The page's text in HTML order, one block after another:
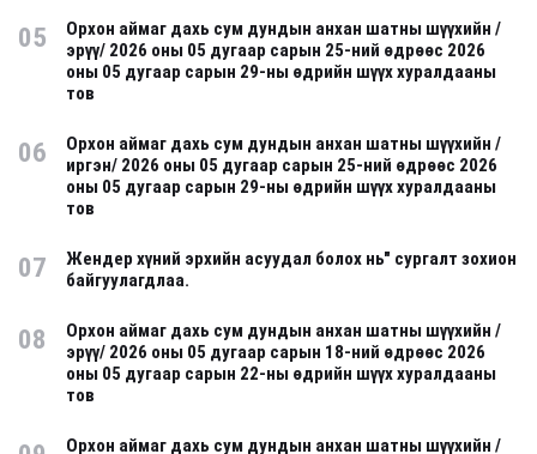
05
Орхон аймаг дахь сум дундын анхан шатны шүүхийн /
эрүү/ 2026 оны 05 дугаар сарын 25-ний өдрөөс 2026
оны 05 дугаар сарын 29-ны өдрийн шүүх хуралдааны
тов
06
Орхон аймаг дахь сум дундын анхан шатны шүүхийн /
иргэн/ 2026 оны 05 дугаар сарын 25-ний өдрөөс 2026
оны 05 дугаар сарын 29-ны өдрийн шүүх хуралдааны
тов
07
Жендер хүний эрхийн асуудал болох нь" сургалт зохион
байгуулагдлаа.
08
Орхон аймаг дахь сум дундын анхан шатны шүүхийн /
эрүү/ 2026 оны 05 дугаар сарын 18-ний өдрөөс 2026
оны 05 дугаар сарын 22-ны өдрийн шүүх хуралдааны
тов
Орхон аймаг дахь сум дундын анхан шатны шүүхийн /